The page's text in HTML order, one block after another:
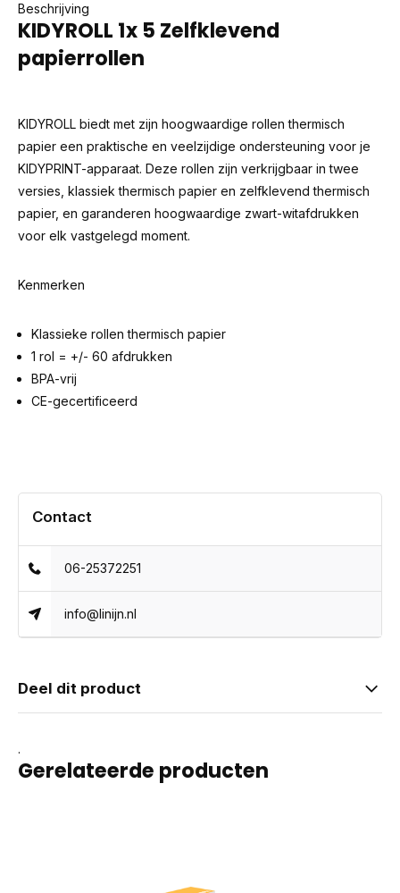
Beschrijving
KIDYROLL 1x 5 Zelfklevend
papierrollen
KIDYROLL biedt met zijn hoogwaardige rollen thermisch
papier een praktische en veelzijdige ondersteuning voor je
KIDYPRINT-apparaat. Deze rollen zijn verkrijgbaar in twee
versies, klassiek thermisch papier en zelfklevend thermisch
papier, en garanderen hoogwaardige zwart-witafdrukken
voor elk vastgelegd moment.
Kenmerken
Klassieke rollen thermisch papier
1 rol = +/- 60 afdrukken
BPA-vrij
CE-gecertificeerd
Contact
06-25372251
info@linijn.nl
Deel dit product
.
Gerelateerde producten